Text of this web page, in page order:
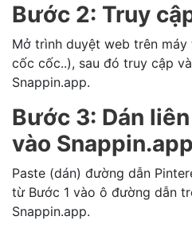
Bước 2: Truy
Mở trình duyệt web trên máy
cốc cốc..), sau đó truy cập
Snappin.app.
Bước 3: Dán
vào Snappin.app
Paste (dán) đường dẫn
từ Bước 1 vào ô đường dẫn
Snappin.app.